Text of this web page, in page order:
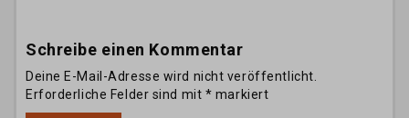
Schreibe einen Kommentar
Deine E-Mail-Adresse wird nicht veröffentlicht.
Erforderliche Felder sind mit * markiert